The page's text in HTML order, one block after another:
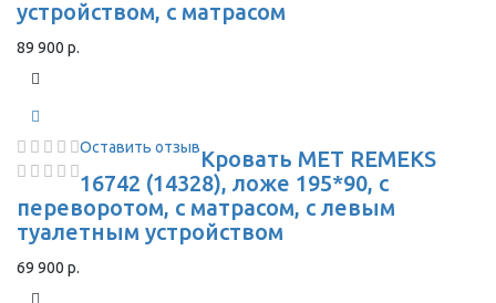
устройством, с матрасом
89 900 р.
Оставить отзывКровать МЕТ REMEKS
16742 (14328), ложе 195*90, с
переворотом, с матрасом, с левым
туалетным устройством
69 900 р.